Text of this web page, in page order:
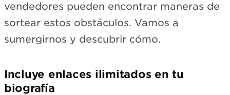
vendedores pueden encontrar maneras de
sortear estos obstáculos. Vamos a
sumergirnos y descubrir cómo.
Incluye enlaces ilimitados en tu
biografía